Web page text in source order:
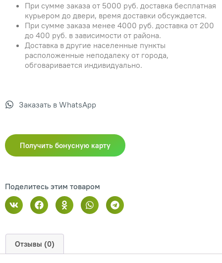
При сумме заказа от 5000 руб. доставка бесплатная
курьером до двери, время доставки обсуждается.
При сумме заказа менее 4000 руб. доставка от 200
до 400 руб. в зависимости от района.
Доставка в другие населенные пункты
расположенные неподалеку от города,
обговаривается индивидуально.
Заказать в WhatsApp
Получить бонусную карту
Поделитесь этим товаром
Отзывы (0)